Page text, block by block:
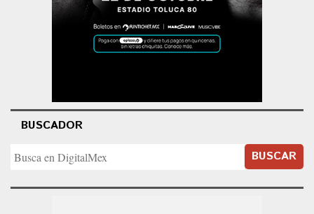
BUSCADOR
BUSCAR